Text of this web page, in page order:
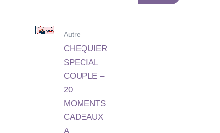
Autre
CHEQUIER
SPECIAL
COUPLE –
20
MOMENTS
CADEAUX
A